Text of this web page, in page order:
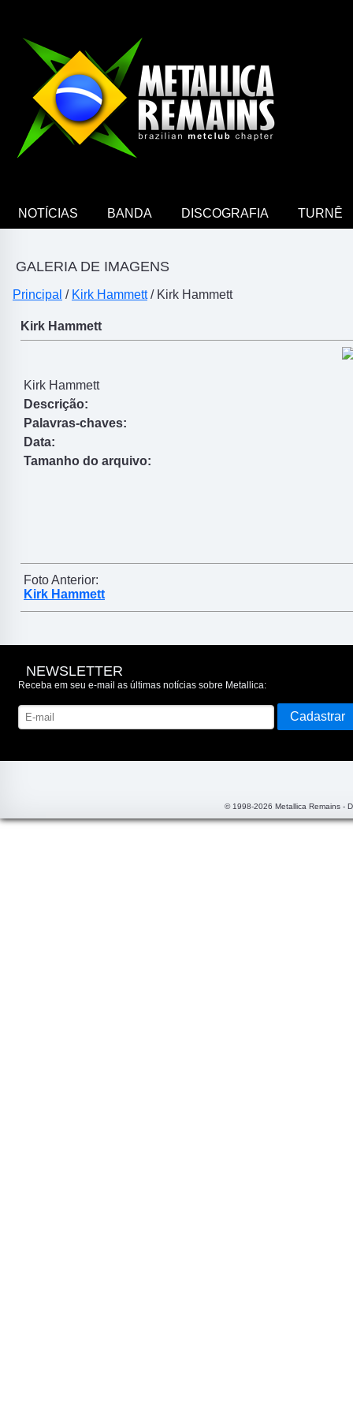
NOTÍCIAS BANDA DISCOGRAFIA TURNÊ
GALERIA DE IMAGENS
Principal / Kirk Hammett/ Kirk Hammett
Kirk Hammett
Kirk Hammett
Descrição:
Palavras-chaves:
Data:
Tamanho do arquivo:
Foto Anterior:
Kirk Hammett
NEWSLETTER
Receba em seu e-mail as últimas notícias sobre Metallica:
© 1998-2026 Metallica Remains -